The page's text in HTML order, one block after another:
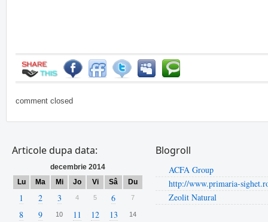
comment closed
Articole dupa data:
decembrie 2014
Lu
Ma Mi Jo Vi Sâ Du
1 2 3 4 5 6 7
8 9 10 11 12 13 14
Blogroll
ACFA Group
http://www.primaria-
Zeolit Natural